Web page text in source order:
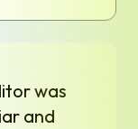
was
and